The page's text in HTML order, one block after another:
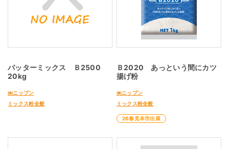
バッターミックス Ｂ2500
20kg
㈱ニップン
ミックス粉全般
Ｂ2020 あっという間にカツ
揚げ粉
㈱ニップン
ミックス粉全般
26春見本市出展